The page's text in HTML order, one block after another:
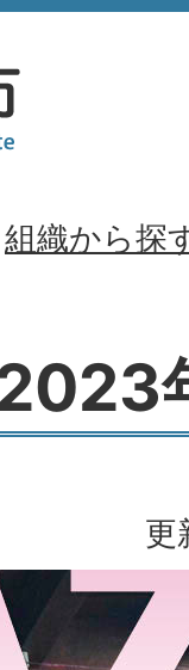
組織から探
更